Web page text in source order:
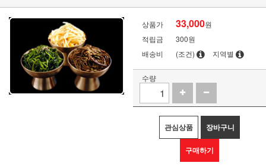
상품가 33,000원
적립금
300원
배송비
(조건) 지역별
수량
관심상품 장바구니
구매하기